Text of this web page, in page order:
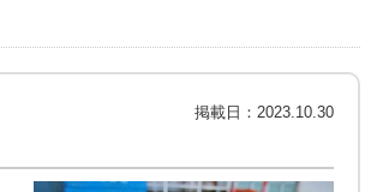
掲載日： 2023.10.30